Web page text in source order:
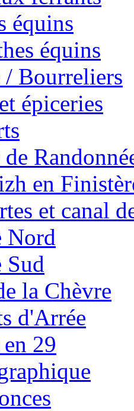
équins
équins
/ Bourreliers
épiceries
en
et canal
Nord
Sud
la Chèvre
d'Arrée
29